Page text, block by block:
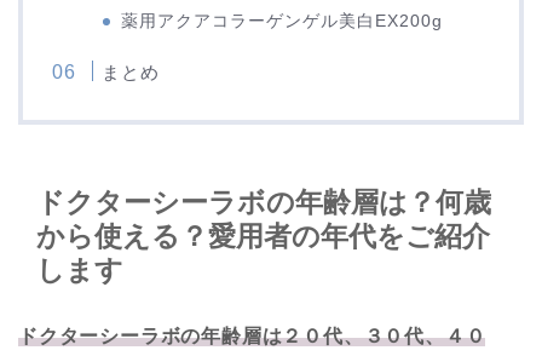
薬用アクアコラーゲンゲル美白EX200g
まとめ
ドクターシーラボの年齢層は？何歳
から使える？愛用者の年代をご紹介
します
ドクターシーラボの年齢層は２０代、３０代、４０